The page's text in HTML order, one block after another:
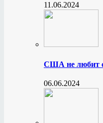
11.06.2024
США не любит
06.06.2024